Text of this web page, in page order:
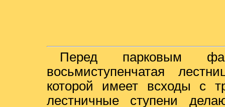
Перед парковым
восьмиступенчатая
которой имеет всходы с
лестничные ступени